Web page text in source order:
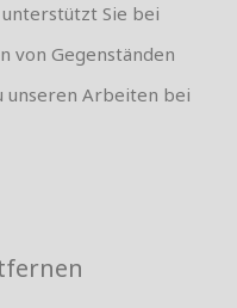
Sie bei
von Gegenständen
unseren Arbeiten bei